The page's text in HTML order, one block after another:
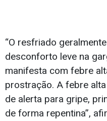
“O resfriado
desconforto leve na
manifesta com febre
prostração. A febre
de alerta para gripe,
de forma repentina”,